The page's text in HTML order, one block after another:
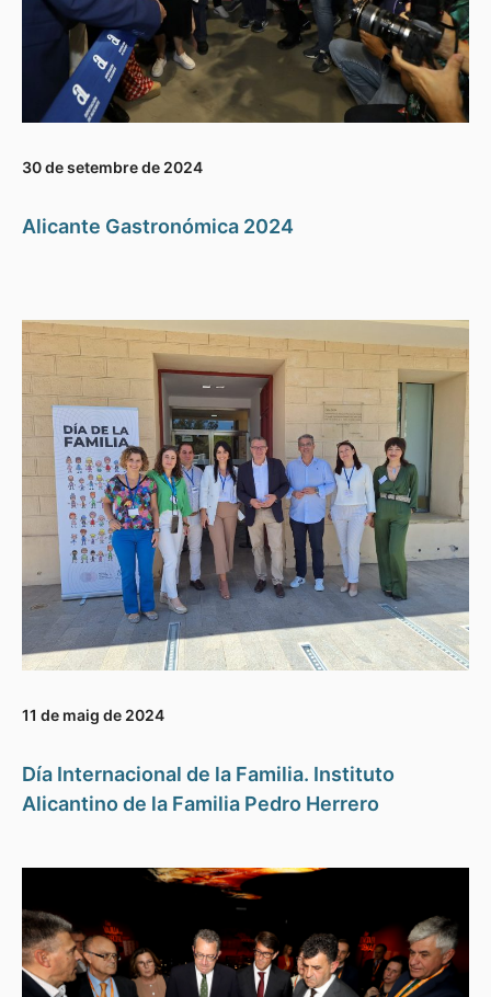
30 de setembre de 2024
Alicante Gastronómica 2024
11 de maig de 2024
Día Internacional de la Familia. Instituto
Alicantino de la Familia Pedro Herrero